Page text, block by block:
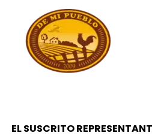
contenido
EL SUSCRITO